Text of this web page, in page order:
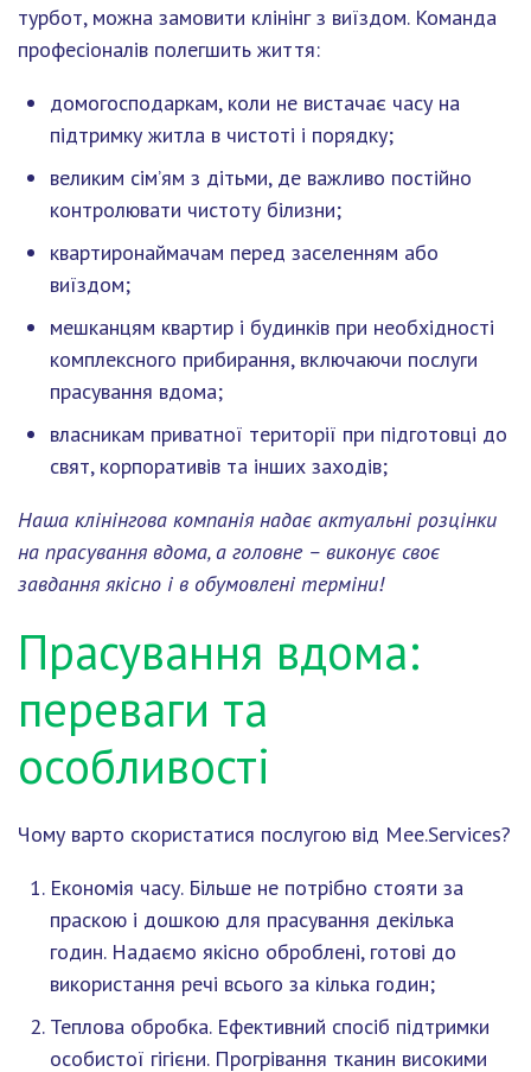
турбот, можна замовити клінінг з виїздом. Команда
професіоналів полегшить життя:
домогосподаркам, коли не вистачає часу на
підтримку житла в чистоті і порядку;
великим сім’ям з дітьми, де важливо постійно
контролювати чистоту білизни;
квартиронаймачам перед заселенням або
виїздом;
мешканцям квартир і будинків при необхідності
комплексного прибирання, включаючи послуги
прасування вдома;
власникам приватної території при підготовці до
свят, корпоративів та інших заходів;
Наша клінінгова компанія надає актуальні розцінки
на прасування вдома, а головне – виконує своє
завдання якісно і в обумовлені терміни!
Прасування вдома:
переваги та
особливості
Чому варто скористатися послугою від Mee.Services?
Економія часу.Більше не потрібно стояти за
праскою і дошкою для прасування декілька
годин. Надаємо якісно оброблені, готові до
використання речі всього за кілька годин;
Теплова обробка.Ефективний спосіб підтримки
особистої гігієни. Прогрівання тканин високими